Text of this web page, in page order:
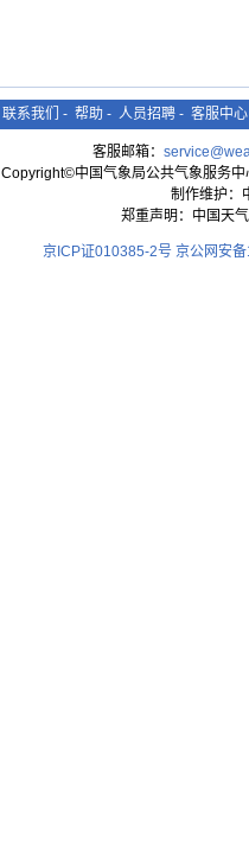
联系我们 - 帮助 - 人员招聘 - 客服中心
客服邮箱：
Copyright©中国气象局公共气象服务
制作维护：
郑重声明：中国天
京ICP证010385-2号 京公网安